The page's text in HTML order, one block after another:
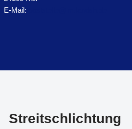
E-Mail:
Streitschlichtung